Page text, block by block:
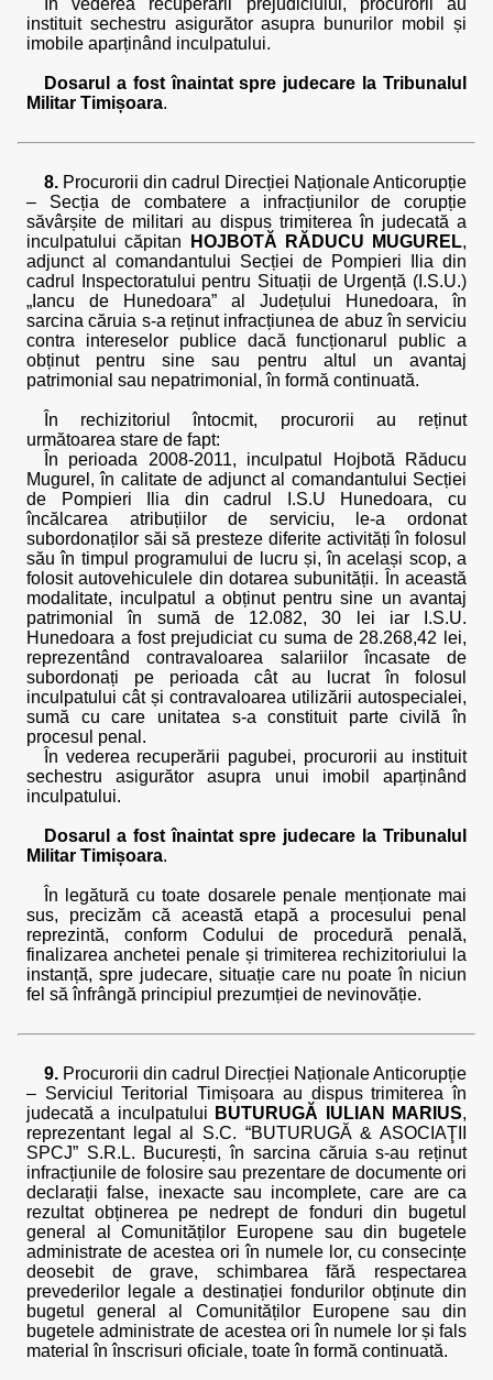
În vederea recuperării prejudiciului, procurorii au
instituit sechestru asigurător asupra bunurilor mobil și
imobile aparținând inculpatului.
Dosarul a fost înaintat spre judecare la Tribunalul
Militar Timișoara.
8. Procurorii din cadrul Direcției Naționale Anticorupție
– Secția de combatere a infracțiunilor de corupție
săvârșite de militari au dispus trimiterea în judecată a
inculpatului căpitan
HOJBOTĂ RĂDUCU MUGUREL,
adjunct al comandantului Secției de Pompieri Ilia din
cadrul Inspectoratului pentru Situații de Urgență (I.S.U.)
„Iancu de Hunedoara” al Județului Hunedoara, în
sarcina căruia s-a reținut infracțiunea de abuz în serviciu
contra intereselor publice dacă funcționarul public a
obținut pentru sine sau pentru altul un avantaj
patrimonial sau nepatrimonial, în formă continuată.
În rechizitoriul întocmit, procurorii au reținut
următoarea stare de fapt:
În perioada 2008-2011, inculpatul Hojbotă Răducu
Mugurel, în calitate de adjunct al comandantului Secției
de Pompieri Ilia din cadrul I.S.U Hunedoara, cu
încălcarea atribuțiilor de serviciu, le-a ordonat
subordonaților săi să presteze diferite activități în folosul
său în timpul programului de lucru și, în același scop, a
folosit autovehiculele din dotarea subunității. În această
modalitate, inculpatul a obținut pentru sine un avantaj
patrimonial în sumă de 12.082, 30 lei iar I.S.U.
Hunedoara a fost prejudiciat cu suma de 28.268,42 lei,
reprezentând contravaloarea salariilor încasate de
subordonați pe perioada cât au lucrat în folosul
inculpatului cât și contravaloarea utilizării autospecialei,
sumă cu care unitatea s-a constituit parte civilă în
procesul penal.
În vederea recuperării pagubei, procurorii au instituit
sechestru asigurător asupra unui imobil aparținând
inculpatului.
Dosarul a fost înaintat spre judecare la Tribunalul
Militar Timișoara.
În legătură cu toate dosarele penale menționate mai
sus, precizăm că această etapă a procesului penal
reprezintă, conform Codului de procedură penală,
finalizarea anchetei penale și trimiterea rechizitoriului la
instanță, spre judecare, situație care nu poate în niciun
fel să înfrângă principiul prezumției de nevinovăție.
9. Procurorii din cadrul Direcției Naționale Anticorupție
– Serviciul Teritorial Timișoara au dispus trimiterea în
judecată a inculpatului BUTURUGĂ IULIAN MARIUS,
reprezentant legal al S.C. “BUTURUGĂ & ASOCIAŢII
SPCJ” S.R.L. București, în sarcina căruia s-au reținut
infracțiunile de folosire sau prezentare de documente ori
declarații false, inexacte sau incomplete, care are ca
rezultat obținerea pe nedrept de fonduri din bugetul
general al Comunităților Europene sau din bugetele
administrate de acestea ori în numele lor, cu consecințe
deosebit de grave, schimbarea fără respectarea
prevederilor legale a destinației fondurilor obținute din
bugetul general al Comunităților Europene sau din
bugetele administrate de acestea ori în numele lor și fals
material în înscrisuri oficiale, toate în formă continuată.